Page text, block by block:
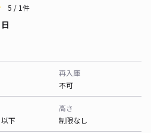
5 / 1件
再入庫
不可
下
高さ
制限なし